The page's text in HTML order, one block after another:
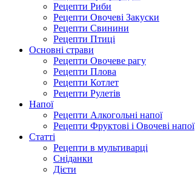
Рецепти Риби
Рецепти Овочеві Закуски
Рецепти Свинини
Рецепти Птиці
Основні страви
Рецепти Овочеве рагу
Рецепти Плова
Рецепти Котлет
Рецепти Рулетів
Напої
Рецепти Алкогольні напої
Рецепти Фруктові і Овочеві напої
Статті
Рецепти в мультиварці
Сніданки
Дієти